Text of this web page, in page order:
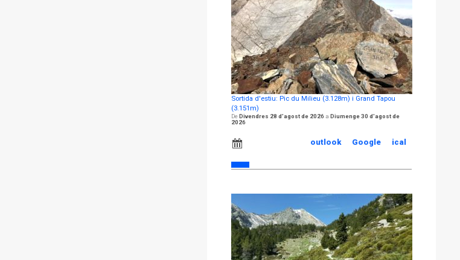
Sortida d'estiu: Pic du Milieu (3.128m) i Grand Tapou
(3.151m)
Divendres 28 d'agost de 2026
Diumenge 30 d'agost de
2026
ical
Google
outlook